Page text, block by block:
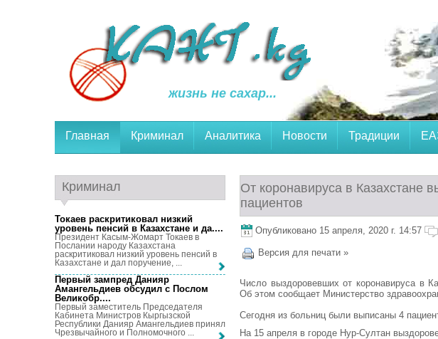
жизнь не сахар...
Главная Криминал Аналитика Новости Традиции
От коронавируса в Казахстане
пациентов
Опубликовано 15 апреля, 2020 г. 14:57
Версия для печати »
Число выздоровевших от коронавируса в
Об этом сообщает Министерство
Сегодня из больниц были выписаны 4
На 15 апреля в городе Нур-Султан
Криминал
Токаев раскритиковал низкий
уровень пенсий в Казахстане и да....
Президент Касым-Жомарт Токаев в
Послании народу Казахстана
раскритиковал низкий уровень пенсий в
Казахстане и дал поручение, ...
Первый зампред Данияр
Амангельдиев обсудил с Послом
Великобр....
Первый заместитель Председателя
Кабинета Министров Кыргызской
Республики Данияр Амангельдиев принял
Чрезвычайного и Полномочного ...